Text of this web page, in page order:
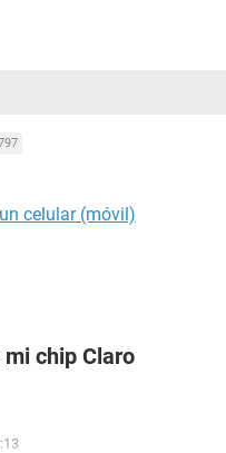
celular (móvil)
chip Claro